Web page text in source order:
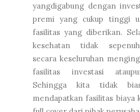
yangdigabung dengan
premi yang cukup tinggi
fasilitas yang diberikan.
kesehatan tidak
secara keseluruhan
fasilitas investasi
Sehingga kita tidak
mendapatkan fasilitas biaya